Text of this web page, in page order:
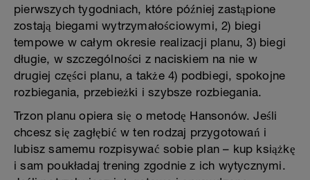
pierwszych tygodniach, które później zastąpione
zostają biegami wytrzymałościowymi, 2) biegi
tempowe w całym okresie realizacji planu, 3) biegi
długie, w szczególności z naciskiem na nie w
drugiej części planu, a także 4) podbiegi, spokojne
rozbiegania, przebieżki i szybsze rozbiegania.
Trzon planu opiera się o metodę Hansonów. Jeśli
chcesz się zagłębić w ten rodzaj przygotowań i
lubisz samemu rozpisywać sobie plan – kup książkę
i sam poukładaj trening zgodnie z ich wytycznymi.